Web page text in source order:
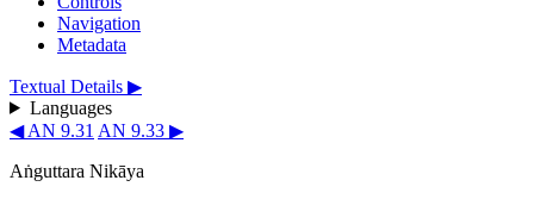
Navigation
Metadata
Textual Details ▶
Languages
◀ AN 9.31 AN 9.33 ▶
Aṅguttara Nikāya